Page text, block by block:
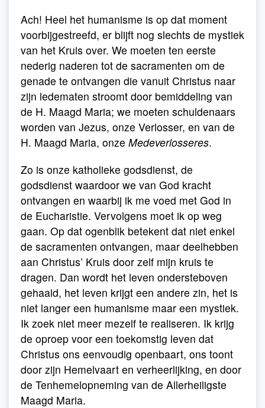
Ach! Heel het humanisme is op dat moment
voorbijgestreefd, er blijft nog slechts de mystiek
van het Kruis over. We moeten ten eerste
nederig naderen tot de sacramenten om de
genade te ontvangen die vanuit Christus naar
zijn ledematen stroomt door bemiddeling van
de H. Maagd Maria; we moeten schuldenaars
worden van Jezus, onze Verlosser, en van de
H. Maagd Maria, onze Medeverlosseres.
Zo is onze katholieke godsdienst, de
godsdienst waardoor we van God kracht
ontvangen en waarbij ik me voed met God in
de Eucharistie. Vervolgens moet ik op weg
gaan. Op dat ogenblik betekent dat niet enkel
de sacramenten ontvangen, maar deelhebben
aan Christus’ Kruis door zelf mijn kruis te
dragen. Dan wordt het leven ondersteboven
gehaald, het leven krijgt een andere zin, het is
niet langer een humanisme maar een mystiek.
Ik zoek niet meer mezelf te realiseren. Ik krijg
de oproep voor een toekomstig leven dat
Christus ons eenvoudig openbaart, ons toont
door zijn Hemelvaart en verheerlijking, en door
de Tenhemelopneming van de Allerheiligste
Maagd Maria.